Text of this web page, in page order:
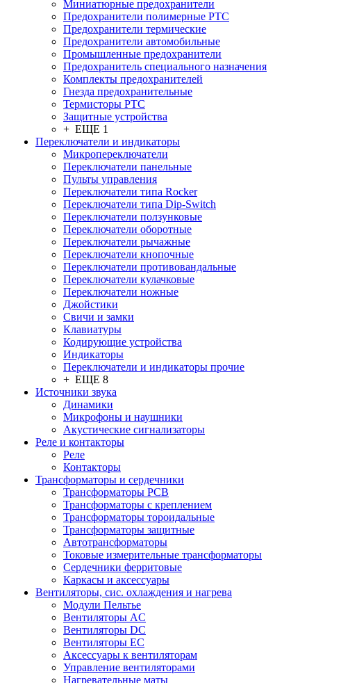
Миниатюрные предохранители
Предохранители полимерные PTC
Предохранители термические
Предохранители автомобильные
Промышленные предохранители
Предохранитель специального назначения
Комплекты предохранителей
Гнезда предохранительные
Термисторы PTC
Защитные устройства
+ ЕЩЕ 1
Переключатели и индикаторы
Микропереключатели
Переключатели панельные
Пульты управления
Переключатели типа Rocker
Переключатели типа Dip-Switch
Переключатели ползунковые
Переключатели оборотные
Переключатели рычажные
Переключатели кнопочные
Переключатели противовандальные
Переключатели кулачковые
Переключатели ножные
Джойстики
Свичи и замки
Клавиатуры
Кодирующие устройства
Индикаторы
Переключатели и индикаторы прочие
+ ЕЩЕ 8
Источники звука
Динамики
Микрофоны и наушники
Акустические сигнализаторы
Реле и контакторы
Реле
Контакторы
Трансформаторы и сердечники
Трансформаторы PCB
Трансформаторы с креплением
Трансформаторы тороидальные
Трансформаторы защитные
Автотрансформаторы
Токовые измерительные трансформаторы
Сердечники ферритовые
Каркасы и аксессуары
Вентиляторы, сис. охлаждения и нагрева
Модули Пельтье
Вентиляторы AC
Вентиляторы DC
Вентиляторы EC
Аксессуары к вентиляторам
Управление вентиляторами
Нагревательные маты